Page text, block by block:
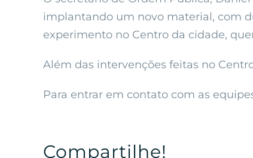
implantando um novo material, com
experimento no Centro da cidade,
Além das intervenções feitas no
Para entrar em contato com as
Compartilhe!